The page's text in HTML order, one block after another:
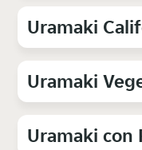
Uramaki
Uramaki
Uramaki con